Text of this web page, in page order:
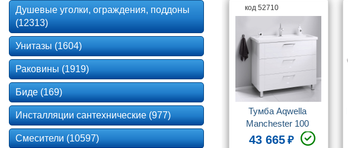
код 52710
Тумба Aqwella
Manchester 100
напольная
43 665
Душевые уголки, ограждения, поддоны
(12313)
Унитазы (1604)
Раковины (1919)
Биде (169)
Инсталляции сантехнические (977)
Смесители (10597)